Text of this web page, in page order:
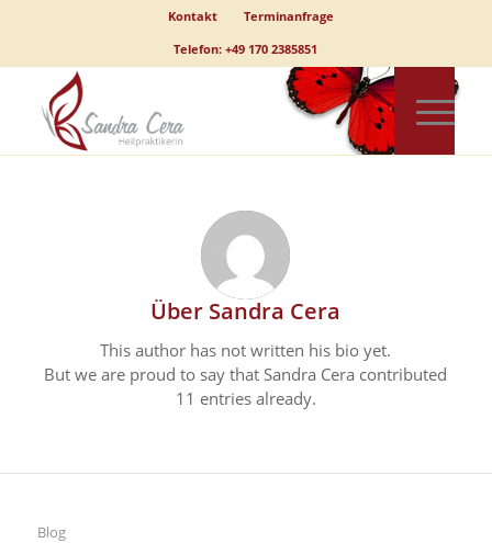
Kontakt
Terminanfrage
Telefon: +49 170 2385851
Über Sandra Cera
This author has not written his bio yet.
But we are proud to say that Sandra Cera contributed
11 entries already.
Blog